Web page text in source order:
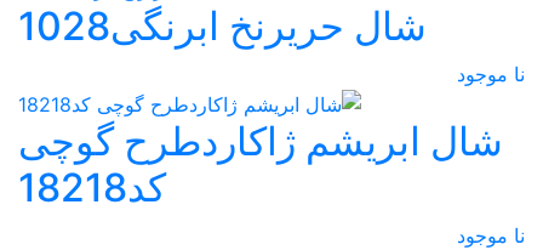
شال حریرنخ ابرنگی1028
نا موجود
شال ابریشم ژاکاردطرح گوچی
کد18218
نا موجود